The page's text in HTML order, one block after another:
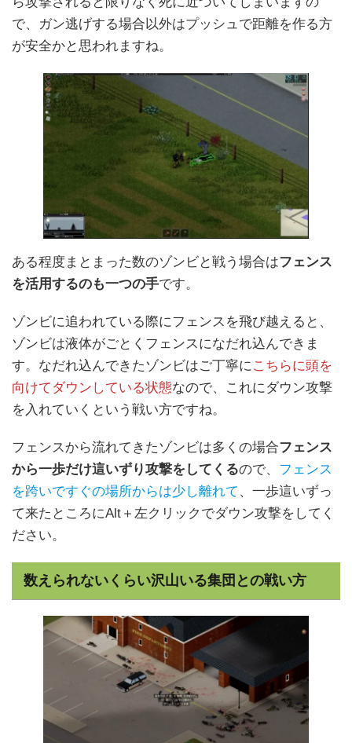
で、ガン逃げする場合以外はプッシュで距離を作る方
が安全かと思われますね。
ある程度まとまった数のゾンビと戦う場合はフェンス
を活用するのも一つの手です。
ゾンビに追われている際にフェンスを飛び越えると、
ゾンビは液体がごとくフェンスになだれ込んできま
す。なだれ込んできたゾンビはご丁寧にこちらに頭を
向けてダウンしている状態なので、これにダウン攻撃
を入れていくという戦い方ですね。
フェンスから流れてきたゾンビは多くの場合フェンス
から一歩だけ這いずり攻撃をしてくるので、 フェンス
を跨いですぐの場所からは少し離れて 、一歩這いずっ
て来たところにAlt＋左クリックでダウン攻撃をしてく
ださい。
数えられないくらい沢山いる集団との戦い方